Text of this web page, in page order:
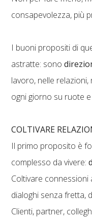
consapevolezza, più
I buoni propositi di
astratte: sono
lavoro, nelle
ogni giorno su ruote
COLTIVARE
Il primo proposito è
complesso da vivere:
Coltivare
dialoghi senza fretta,
Clienti, partner,